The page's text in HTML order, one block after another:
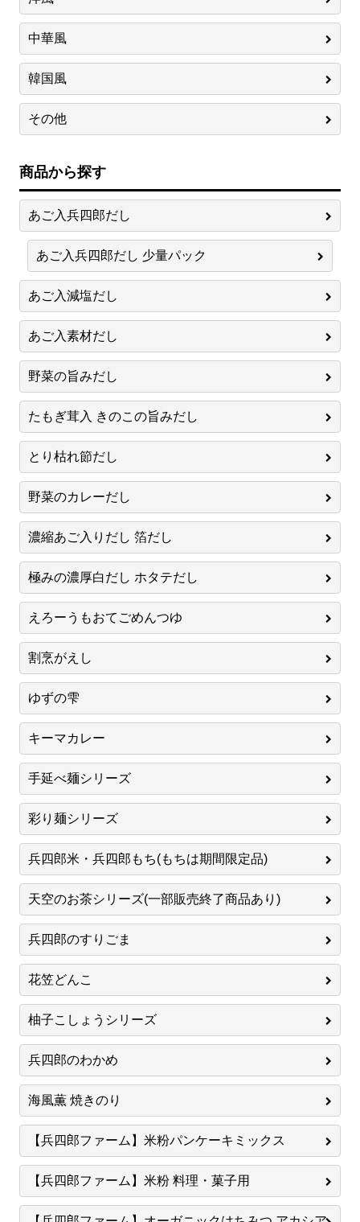
中華風
韓国風
その他
商品から探す
あご入兵四郎だし
あご入兵四郎だし 少量パック
あご入減塩だし
あご入素材だし
野菜の旨みだし
たもぎ茸入 きのこの旨みだし
とり枯れ節だし
野菜のカレーだし
濃縮あご入りだし 箔だし
極みの濃厚白だし ホタテだし
えろーうもおてごめんつゆ
割烹がえし
ゆずの雫
キーマカレー
手延べ麺シリーズ
彩り麺シリーズ
兵四郎米・兵四郎もち(もちは期間限定品)
天空のお茶シリーズ(一部販売終了商品あり)
兵四郎のすりごま
花笠どんこ
柚子こしょうシリーズ
兵四郎のわかめ
海風薫 焼きのり
【兵四郎ファーム】米粉パンケーキミックス
【兵四郎ファーム】米粉 料理・菓子用